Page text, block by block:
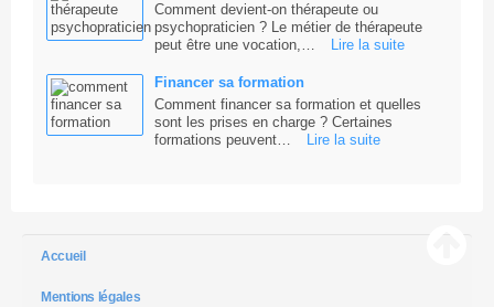
Comment devient-on thérapeute ou
psychopraticien ? Le métier de thérapeute
peut être une vocation,…
Lire la suite
Financer sa formation
Comment financer sa formation et quelles
sont les prises en charge ? Certaines
formations peuvent…
Lire la suite
Accueil
Mentions légales